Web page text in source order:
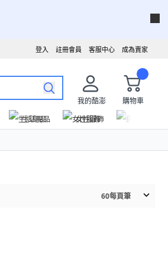
成為賣家
客服中心
註冊會員
登入
我的酷澎
購物車
生活用品 女性服飾
60每頁筆